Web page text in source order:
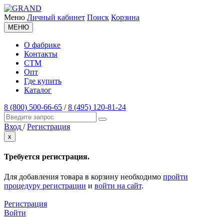
Меню Личный кабинет Поиск Корзина
МЕНЮ
О фабрике
Контакты
СТМ
Опт
Где купить
Каталог
8 (800) 500-66-65 /8 (495) 120-81-24
Вход / Регистрация
x
Требуется регистрация.
Для добавления товара в корзину необходимо пройти
процедуру регистрации и войти на сайт.
Регистрация
Войти